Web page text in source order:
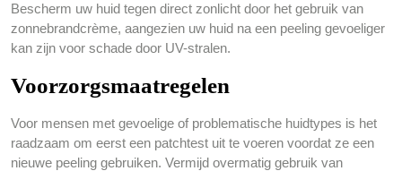
Bescherm uw huid tegen direct zonlicht door het gebruik van
zonnebrandcrème, aangezien uw huid na een peeling gevoeliger
kan zijn voor schade door UV-stralen.
Voorzorgsmaatregelen
Voor mensen met gevoelige of problematische huidtypes is het
raadzaam om eerst een patchtest uit te voeren voordat ze een
nieuwe peeling gebruiken. Vermijd overmatig gebruik van